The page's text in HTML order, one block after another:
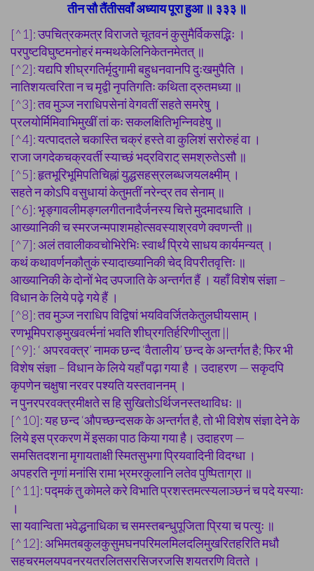
तीन सौ तैंतीसवाँ अध्याय पूरा हुआ ॥ ३३३ ॥
[^1]: उपचित्रकमत्र विराजते चूतवनं कुसुमैर्विकसद्भिः ।
परपुष्टविघुष्टमनोहरं मन्मथकेलिनिकेतनमेतत् ॥
[^2]: यद्यपि शीघ्रगतिर्मृदुगामी बहुधनवानपि दुःखमुपैति ।
नातिशयत्वरिता न च मृद्वी नृपतिगतिः कथिता द्रुतमध्या ॥
[^3]: तव मुञ्ज नराधिपसेनां वेगवतीं सहते समरेषु ।
प्रलयोर्मिमिवाभिमुखीं तां कः सकलक्षितिभृन्निवहेषु ॥
[^4]: यत्पादतले चकास्ति चक्रं हस्ते वा कुलिशं सरोरुहं वा ।
राजा जगदेकचक्रवर्ती स्याच्छं भद्रविराट् समश्रुतेऽसौ ॥
[^5]: हृतभूरिभूमिपतिचिह्नां युद्धसहस्रलब्धजयलक्ष्मीम् ।
सहते न कोऽपि वसुधायां केतुमतीं नरेन्द्र तव सेनाम् ॥
[^6]: भृङ्गावलीमङ्गलगीतनादैर्जनस्य चित्ते मुदमादधाति ।
आख्यानिकी च स्मरजन्मपाशमहोत्सवस्याश्रवणे क्वणन्ती ॥
[^7]: अलं तवालीकवचोभिरेभिः स्वार्थं प्रिये साधय कार्यमन्यत् ।
कथं कथावर्णनकौतुकं स्यादाख्यानिकी चेद् विपरीतवृत्तिः ॥
आख्यानिकी के दोनों भेद उपजाति के अन्तर्गत हैं । यहाँ विशेष संज्ञा –
विधान के लिये पढ़े गये हैं ।
[^8]: तव मुञ्ज नराधिप विद्विषां भयविवर्जितकेतुलघीयसाम् ।
रणभूमिपराङ्मुखवर्त्मनां भवति शीघ्रगतिर्हरिणीप्लुता ||
[^9]: ‘ अपरवक्त्र’ नामक छन्द ‘वैतालीय’ छन्द के अन्तर्गत है; फिर भी
विशेष संज्ञा – विधान के लिये यहाँ पढ़ा गया है । उदाहरण — सकृदपि
कृपणेन चक्षुषा नरवर पश्यति यस्तवाननम् ।
न पुनरपरवक्त्रमीक्षते स हि सुखितोऽर्थिजनस्तथाविधः ॥
[^10]: यह छन्द ‘औपच्छन्दसक के अन्तर्गत है, तो भी विशेष संज्ञा देने के
लिये इस प्रकरण में इसका पाठ किया गया है। उदाहरण —
समसितदशना मृगायताक्षी स्मितसुभगा प्रियवादिनी विदग्धा ।
अपहरति नृणां मनांसि रामा भ्रमरकुलानि लतेव पुष्पिताग्रा ॥
[^11]: पद्मकं तु कोमले करे विभाति प्रशस्तमत्स्यलाञ्छनं च पदे यस्याः
।
सा यवान्विता भवेद्धनाधिका च समस्तबन्धुपूजिता प्रिया च पत्युः ॥
[^12]: अभिमतबकुलकुसुमघनपरिमलमिलदलिमुखरितहरिति मधौ
सहचरमलयपवनरयतरलितसरसिजरजसि शयतरणि वितते ।